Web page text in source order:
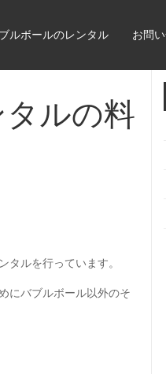
ルボールのレンタル お問
ルの料
タルを行っています。
にバブルボール以外のそ